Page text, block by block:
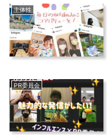
主体性
PR委員会